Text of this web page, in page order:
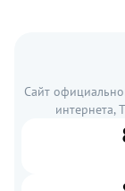
Сайт
интернета,